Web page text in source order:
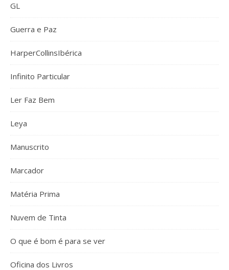
GL
Guerra e Paz
HarperCollinsIbérica
Infinito Particular
Ler Faz Bem
Leya
Manuscrito
Marcador
Matéria Prima
Nuvem de Tinta
O que é bom é para se ver
Oficina dos Livros